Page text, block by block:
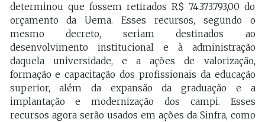
determinou que fossem retirados R$ 74.373.793,00 do
orçamento da Uema. Esses recursos, segundo o
mesmo decreto, seriam destinados ao
desenvolvimento institucional e à administração
daquela universidade, e a ações de valorização,
formação e capacitação dos profissionais da educação
superior, além da expansão da graduação e a
implantação e modernização dos campi. Esses
recursos agora serão usados em ações da Sinfra, como